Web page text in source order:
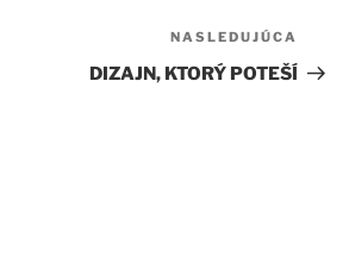
článok
NASLEDUJÚCA
DIZAJN, KTORÝ POTEŠÍ